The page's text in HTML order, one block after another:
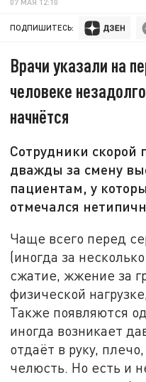
ПОДПИШИТЕСЬ:
Врачи указали на
человеке
начнётся
Сотрудники скорой
дважды за смену
пациентам, у
отмечался
Чаще всего перед
(иногда за
сжатие, жжение за
физической
Также появляются
иногда возникает
отдаёт в руку,
челюсть. Но есть и